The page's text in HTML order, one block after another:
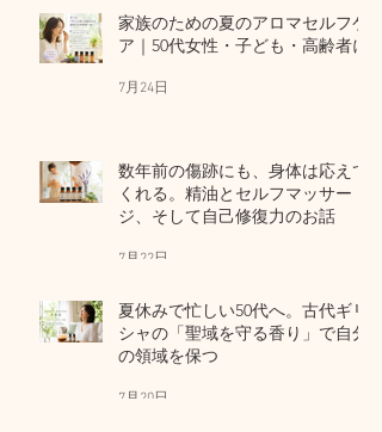
家族のための夏のアロマセルフケ
ア｜50代女性・子ども・高齢者に
7月24日
数年前の傷跡にも、身体は応えて
くれる。精油とセルフマッサー
ジ、そして自己修復力のお話
7月22日
夏休みで忙しい50代へ。古代ギリ
シャの「聖域を守る香り」で自分
の領域を保つ
7月20日